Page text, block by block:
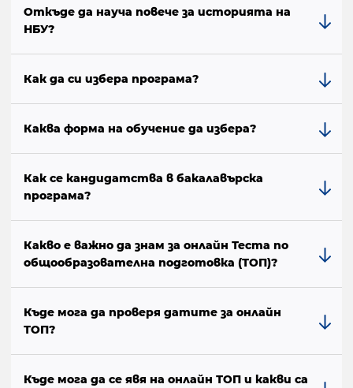
Откъде да науча повече за историята на
НБУ?
Как да си избера програма?
Каква форма на обучение да избера?
Как се кандидатства в бакалавърска
програма?
Какво е важно да знам за онлайн Теста по
общообразователна подготовка (ТОП)?
Къде мога да проверя датите за онлайн
ТОП?
Къде мога да се явя на онлайн ТОП и какви са